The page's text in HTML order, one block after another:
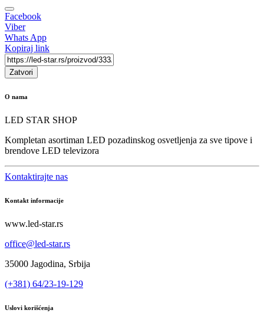
Facebook
Viber
Whats App
Kopiraj link
Zatvori
O nama
LED STAR SHOP
Kompletan asortiman LED pozadinskog osvetljenja za sve tipove i
brendove LED televizora
Kontaktirajte nas
Kontakt informacije
www.led-star.rs
office@led-star.rs
35000 Jagodina, Srbija
(+381) 64/23-19-129
Uslovi korišćenja